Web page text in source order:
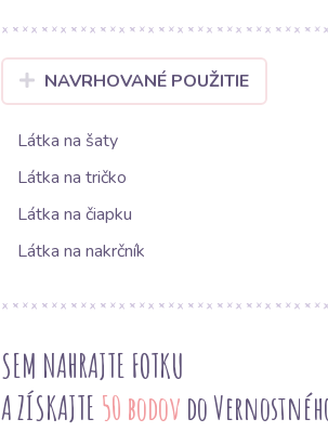
NAVRHOVANÉ POUŽITIE
Látka na šaty
Látka na tričko
Látka na čiapku
Látka na nakrčník
SEM NAHRAJTE FOTKU
A ZÍSKAJTE 50 bodov do